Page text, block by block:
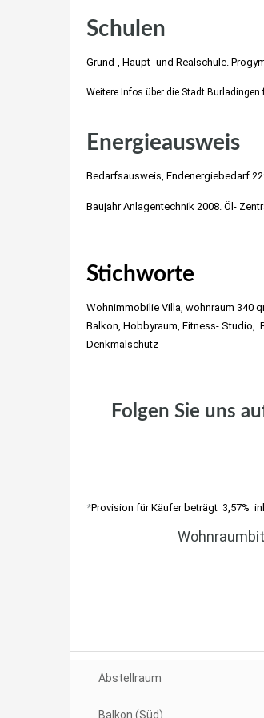
Schulen
Grund-, Haupt- und Realschule.
Weitere Infos über die Stadt
Energieausweis
Bedarfsausweis, Endenergiebedarf
Baujahr Anlagentechnik 2008. Öl-
Stichworte
Wohnimmobilie Villa, wohnraum 340
Balkon, Hobbyraum, Fitness- Studio,
Denkmalschutz
Folgen Sie uns
*Provision für Käufer beträgt 3,57%
Abstellraum
Balkon (Süd)